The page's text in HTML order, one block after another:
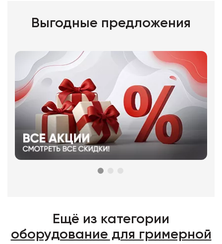
Выгодные предложения
Ещё из категории
оборудование для гримерной